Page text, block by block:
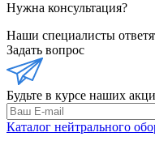
Нужна консультация?
Наши специалисты
Задать вопрос
Будьте в курсе наших
Каталог нейтрального